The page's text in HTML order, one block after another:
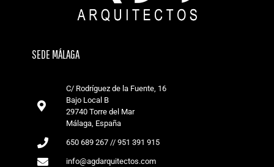
SEDE MÁLAGA
C/ Rodríguez de la Fuente, 16
Bajo Local B
29740 Torre del Mar
Málaga, España
650 689 267 // 951 391 915
info@agdarquitectos.com